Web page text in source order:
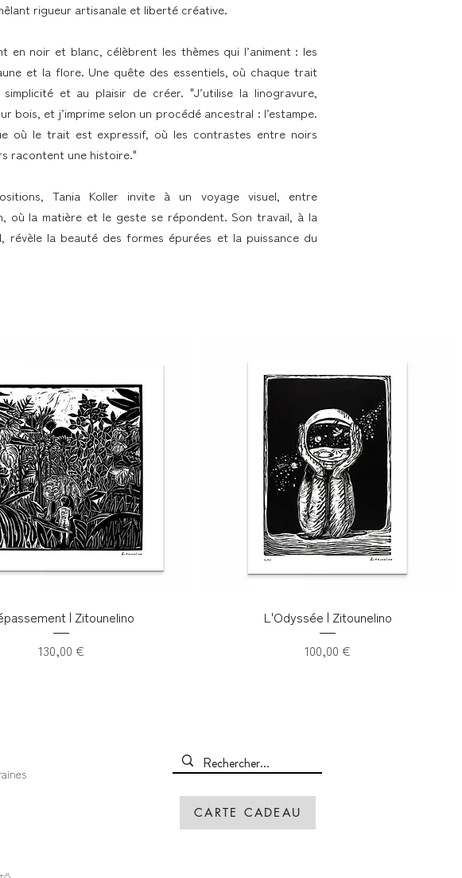
rigueur artisanale et liberté créative.
en noir et blanc, célèbrent les thèmes qui l’animent : les
et la flore. Une quête des essentiels, où chaque trait
et au plaisir de créer. "J’utilise la linogravure,
bois, et j’imprime selon un procédé ancestral : l’estampe.
où le trait est expressif, où les contrastes entre noirs
racontent une histoire."
Tania Koller invite à un voyage visuel, entre
où la matière et le geste se répondent. Son travail, à la
révèle la beauté des formes épurées et la puissance du
| Zitounelino
Prix
130,00 €
L'Odyssée | Zitounelino
Prix
100,00 €
CARTE CADEAU